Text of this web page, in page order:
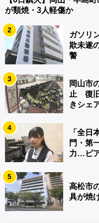
が類焼・3人軽傷か
2
ガソリ
欺未遂
警
3
岡山市
止 復
きシェ
4
「全日
門・第
力…ピ
5
高松市
具が焼